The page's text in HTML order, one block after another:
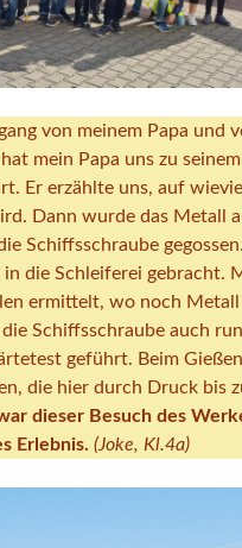
von meinem Papa und
mein Papa uns zu seinem
Er erzählte uns, auf wieviel
Dann wurde das Metall
Schiffsschraube gegossen.
in die Schleiferei gebracht.
ermittelt, wo noch Metall
Schiffsschraube auch
geführt. Beim Gießen
die hier durch Druck bis
dieser Besuch des
Erlebnis. (Joke, Kl.4a)